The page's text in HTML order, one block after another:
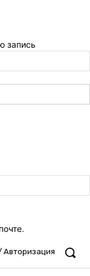
запись
Авторизация